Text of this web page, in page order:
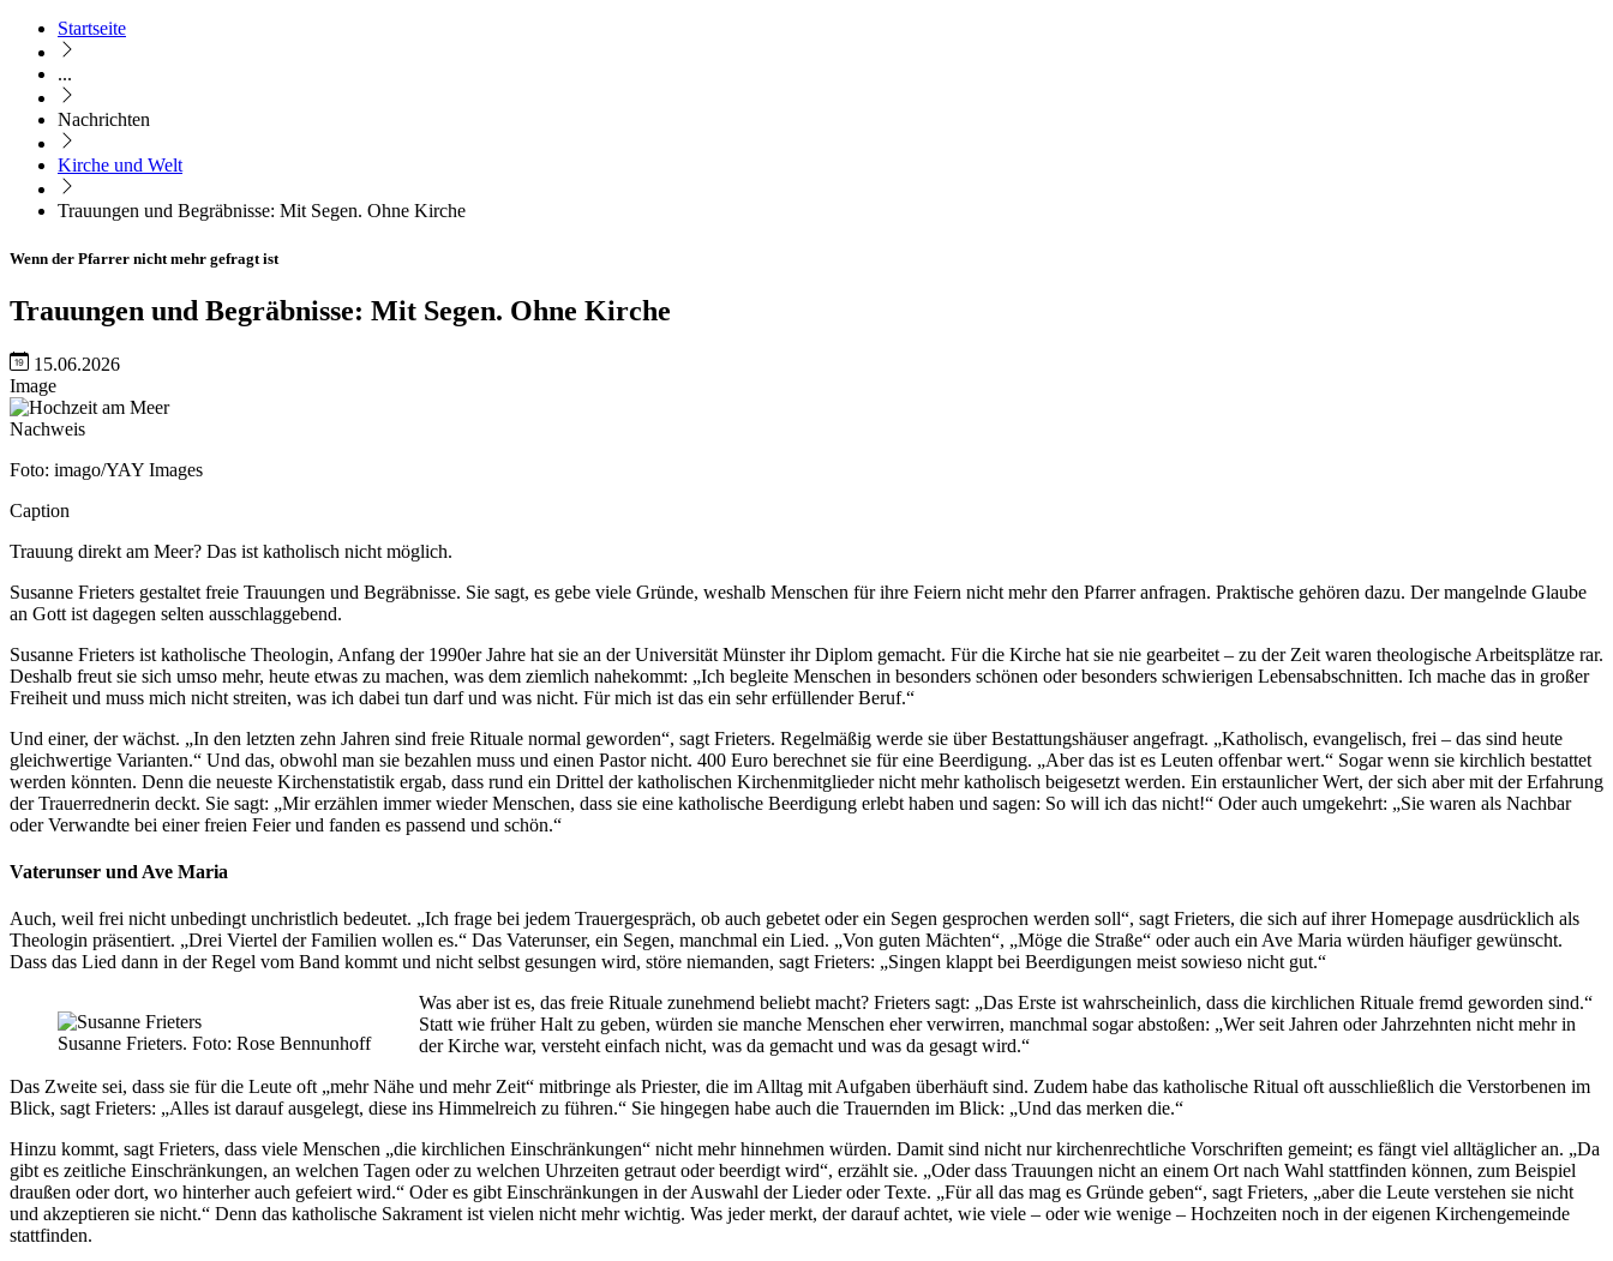
Startseite
...
Nachrichten
Kirche und Welt
Trauungen und Begräbnisse: Mit Segen. Ohne Kirche
Wenn der Pfarrer nicht mehr gefragt ist
Trauungen und Begräbnisse: Mit Segen. Ohne Kirche
15.06.2026
Image
Nachweis
Foto: imago/YAY Images
Caption
Trauung direkt am Meer? Das ist katholisch nicht möglich.
Susanne Frieters gestaltet freie Trauungen und Begräbnisse. Sie sagt, es gebe viele Gründe, weshalb Menschen für ihre Feiern nicht mehr den Pfarrer anfragen. Praktische gehören dazu. Der mangelnde Glaube
an Gott ist dagegen selten ausschlaggebend.
Susanne Frieters ist katholische Theologin, Anfang der 1990er Jahre hat sie an der Universität Münster ihr Diplom gemacht. Für die Kirche hat sie nie gearbeitet – zu der Zeit waren theologische Arbeitsplätze rar.
Deshalb freut sie sich umso mehr, heute etwas zu machen, was dem ziemlich nahekommt: „Ich begleite Menschen in besonders schönen oder besonders schwierigen Lebensabschnitten. Ich mache das in großer
Freiheit und muss mich nicht streiten, was ich dabei tun darf und was nicht. Für mich ist das ein sehr erfüllender Beruf.“
Und einer, der wächst. „In den letzten zehn Jahren sind freie Rituale normal geworden“, sagt Frieters. Regelmäßig werde sie über Bestattungshäuser angefragt. „Katholisch, evangelisch, frei – das sind heute
gleichwertige Varianten.“ Und das, obwohl man sie bezahlen muss und einen Pastor nicht. 400 Euro berechnet sie für eine Beerdigung. „Aber das ist es Leuten offenbar wert.“ Sogar wenn sie kirchlich bestattet
werden könnten. Denn die neueste Kirchenstatistik ergab, dass rund ein Drittel der katholischen Kirchenmitglieder nicht mehr katholisch beigesetzt werden. Ein erstaunlicher Wert, der sich aber mit der Erfahrung
der Trauerrednerin deckt. Sie sagt: „Mir erzählen immer wieder Menschen, dass sie eine katholische Beerdigung erlebt haben und sagen: So will ich das nicht!“ Oder auch umgekehrt: „Sie waren als Nachbar
oder Verwandte bei einer freien Feier und fanden es passend und schön.“
Vaterunser und Ave Maria
Auch, weil frei nicht unbedingt unchristlich bedeutet. „Ich frage bei jedem Trauergespräch, ob auch gebetet oder ein Segen gesprochen werden soll“, sagt Frieters, die sich auf ihrer Homepage ausdrücklich als
Theologin präsentiert. „Drei Viertel der Familien wollen es.“ Das Vaterunser, ein Segen, manchmal ein Lied. „Von guten Mächten“, „Möge die Straße“ oder auch ein Ave Maria würden häufiger gewünscht.
Dass das Lied dann in der Regel vom Band kommt und nicht selbst gesungen wird, störe niemanden, sagt Frieters: „Singen klappt bei Beerdigungen meist sowieso nicht gut.“
Susanne Frieters. Foto: Rose Bennunhoff
Was aber ist es, das freie Rituale zunehmend beliebt macht? Frieters sagt: „Das Erste ist wahrscheinlich, dass die kirchlichen Rituale fremd geworden sind.“
Statt wie früher Halt zu geben, würden sie manche Menschen eher verwirren, manchmal sogar abstoßen: „Wer seit Jahren oder Jahrzehnten nicht mehr in
der Kirche war, versteht einfach nicht, was da gemacht und was da gesagt wird.“
Das Zweite sei, dass sie für die Leute oft „mehr Nähe und mehr Zeit“ mitbringe als Priester, die im Alltag mit Aufgaben überhäuft sind. Zudem habe das katholische Ritual oft ausschließlich die Verstorbenen im
Blick, sagt Frieters: „Alles ist darauf ausgelegt, diese ins Himmelreich zu führen.“ Sie hingegen habe auch die Trauernden im Blick: „Und das merken die.“
Hinzu kommt, sagt Frieters, dass viele Menschen „die kirchlichen Einschränkungen“ nicht mehr hinnehmen würden. Damit sind nicht nur kirchenrechtliche Vorschriften gemeint; es fängt viel alltäglicher an. „Da
gibt es zeitliche Einschränkungen, an welchen Tagen oder zu welchen Uhrzeiten getraut oder beerdigt wird“, erzählt sie. „Oder dass Trauungen nicht an einem Ort nach Wahl stattfinden können, zum Beispiel
draußen oder dort, wo hinterher auch gefeiert wird.“ Oder es gibt Einschränkungen in der Auswahl der Lieder oder Texte. „Für all das mag es Gründe geben“, sagt Frieters, „aber die Leute verstehen sie nicht
und akzeptieren sie nicht.“ Denn das katholische Sakrament ist vielen nicht mehr wichtig. Was jeder merkt, der darauf achtet, wie viele – oder wie wenige – Hochzeiten noch in der eigenen Kirchengemeinde
stattfinden.